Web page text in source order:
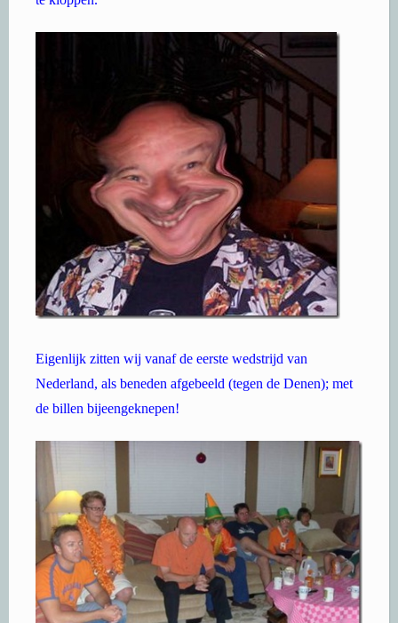
Eigenlijk zitten wij vanaf de eerste wedstrijd van
Nederland, als beneden afgebeeld (tegen de Denen); met
de billen bijeengeknepen!